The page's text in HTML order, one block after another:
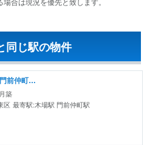
合は現況を優先と致します。
同じ駅の物件
レジデンシャル門前仲町イースト
築
区 最寄駅:木場駅 門前仲町駅